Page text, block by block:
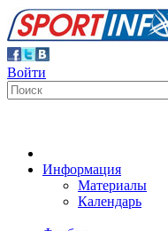
Войти
Информация
Материалы
Календарь